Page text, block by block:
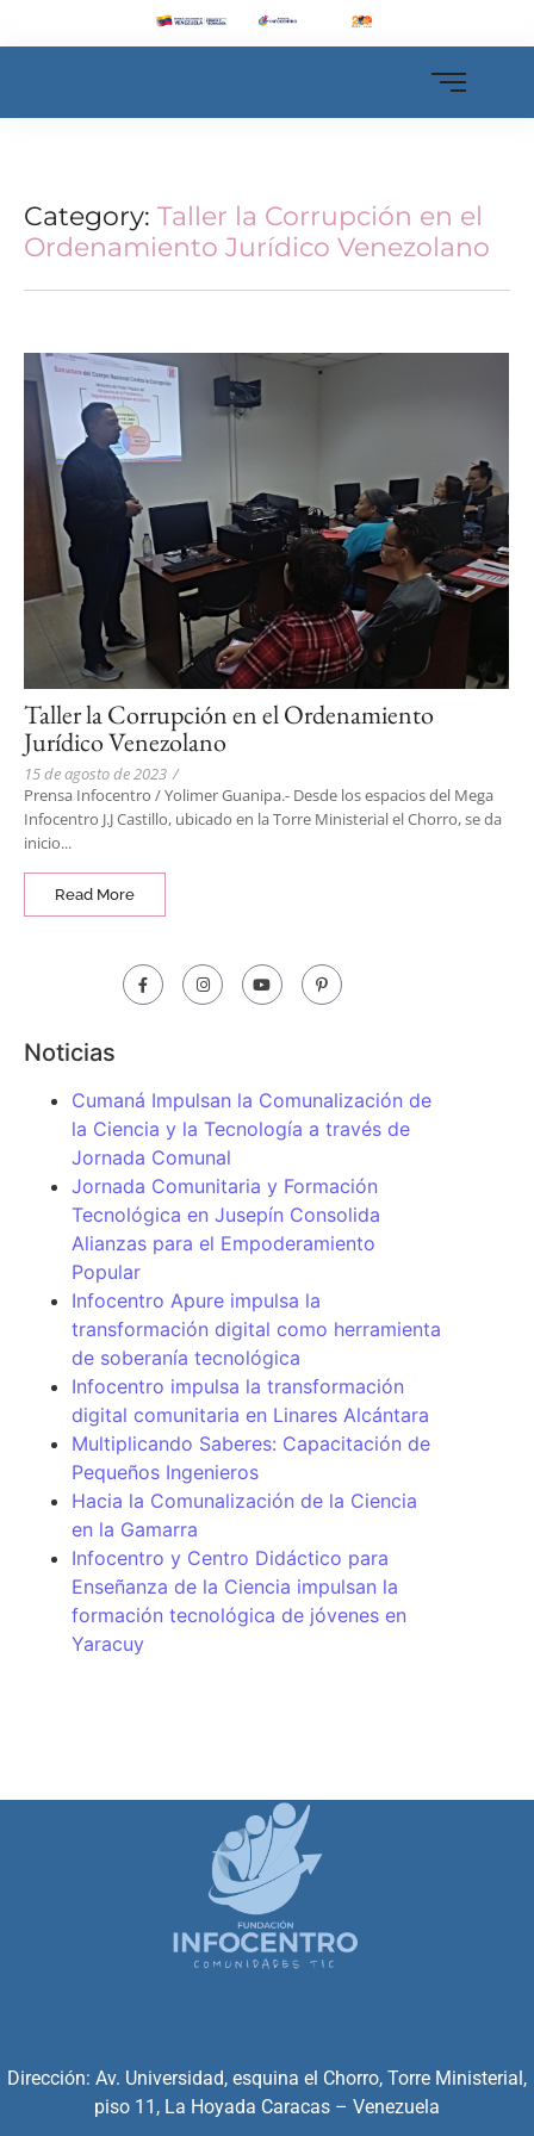
Category: Taller la Corrupción en el
Ordenamiento Jurídico Venezolano
Taller la Corrupción en el Ordenamiento
Jurídico Venezolano
15 de agosto de 2023 /
Prensa Infocentro / Yolimer Guanipa.- Desde los espacios del Mega
Infocentro J.J Castillo, ubicado en la Torre Ministerial el Chorro, se da
inicio...
Read More
Noticias
Cumaná Impulsan la Comunalización de
la Ciencia y la Tecnología a través de
Jornada Comunal
Jornada Comunitaria y Formación
Tecnológica en Jusepín Consolida
Alianzas para el Empoderamiento
Popular
Infocentro Apure impulsa la
transformación digital como herramienta
de soberanía tecnológica
Infocentro impulsa la transformación
digital comunitaria en Linares Alcántara
Multiplicando Saberes: Capacitación de
Pequeños Ingenieros
Hacia la Comunalización de la Ciencia
en la Gamarra
Infocentro y Centro Didáctico para
Enseñanza de la Ciencia impulsan la
formación tecnológica de jóvenes en
Yaracuy
Dirección: Av. Universidad, esquina el Chorro, Torre Ministerial,
piso 11, La Hoyada Caracas – Venezuela